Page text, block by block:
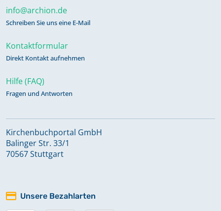
info@archion.de
Schreiben Sie uns eine E-Mail
Kontaktformular
Direkt Kontakt aufnehmen
Hilfe (FAQ)
Fragen und Antworten
Kirchenbuchportal GmbH
Balinger Str. 33/1
70567 Stuttgart
Unsere Bezahlarten